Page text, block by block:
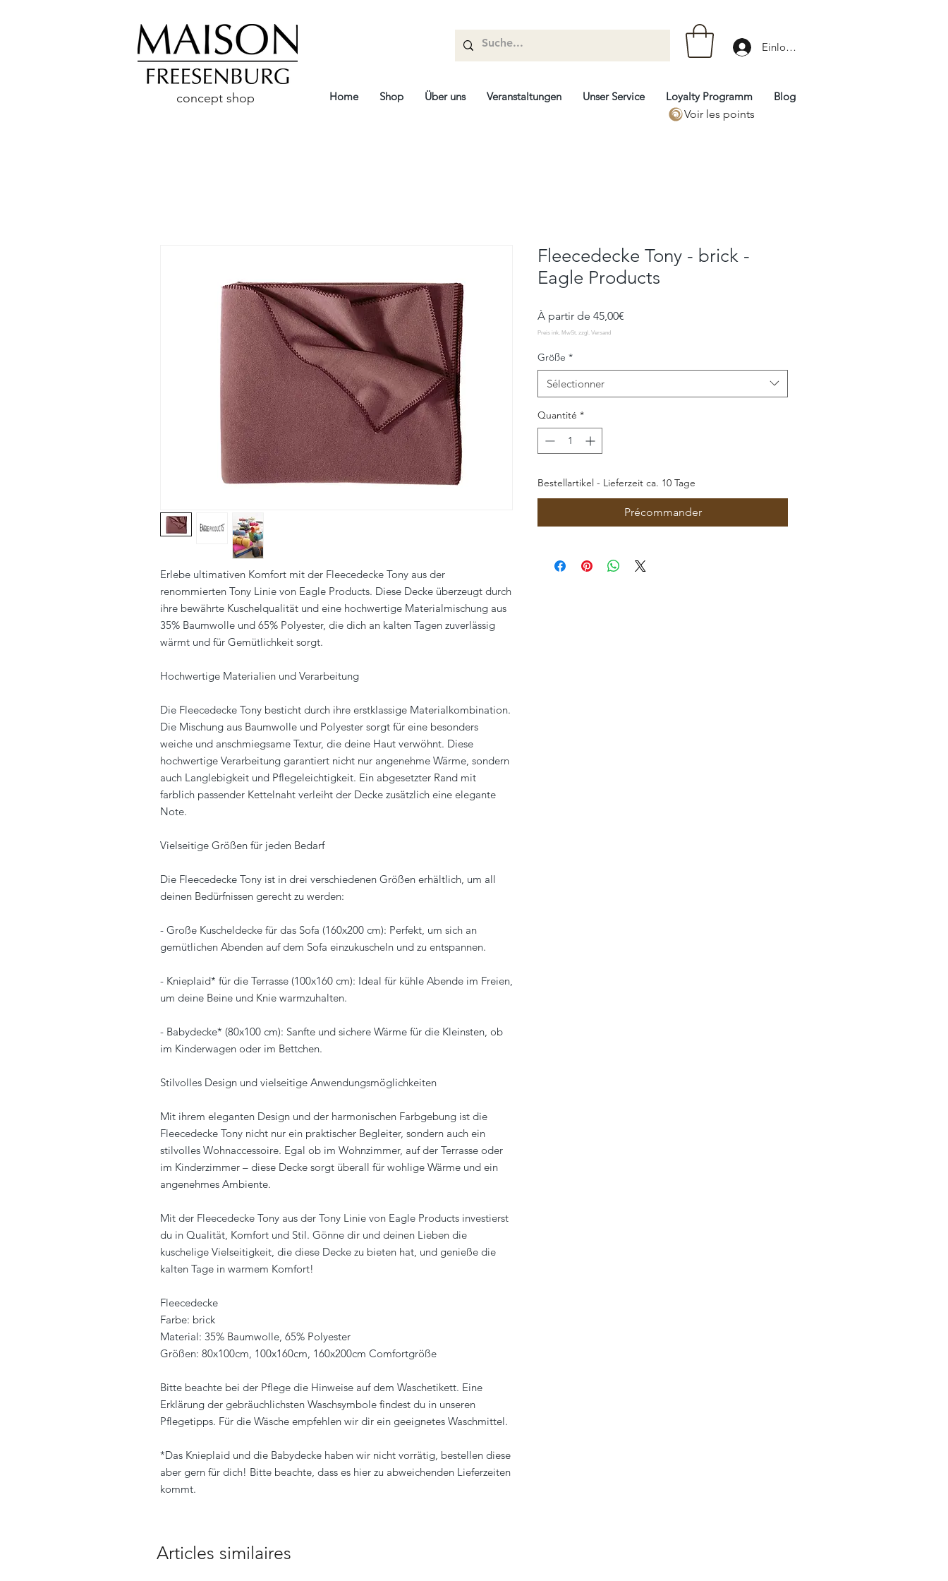
concept shop
Einloggen
Home Shop Über uns Veranstaltungen Unser Service Loyalty Programm
Blog
Voir les points
Erlebe ultimativen Komfort mit der Fleecedecke Tony aus der
renommierten Tony Linie von Eagle Products. Diese Decke überzeugt durch
ihre bewährte Kuschelqualität und eine hochwertige Materialmischung aus
35% Baumwolle und 65% Polyester, die dich an kalten Tagen zuverlässig
wärmt und für Gemütlichkeit sorgt.
Hochwertige Materialien und Verarbeitung
Die Fleecedecke Tony besticht durch ihre erstklassige Materialkombination.
Die Mischung aus Baumwolle und Polyester sorgt für eine besonders
weiche und anschmiegsame Textur, die deine Haut verwöhnt. Diese
hochwertige Verarbeitung garantiert nicht nur angenehme Wärme, sondern
auch Langlebigkeit und Pflegeleichtigkeit. Ein abgesetzter Rand mit
farblich passender Kettelnaht verleiht der Decke zusätzlich eine elegante
Note.
Vielseitige Größen für jeden Bedarf
Die Fleecedecke Tony ist in drei verschiedenen Größen erhältlich, um all
deinen Bedürfnissen gerecht zu werden:
- Große Kuscheldecke für das Sofa (160x200 cm): Perfekt, um sich an
gemütlichen Abenden auf dem Sofa einzukuscheln und zu entspannen.
- Knieplaid* für die Terrasse (100x160 cm): Ideal für kühle Abende im Freien,
um deine Beine und Knie warmzuhalten.
- Babydecke* (80x100 cm): Sanfte und sichere Wärme für die Kleinsten, ob
im Kinderwagen oder im Bettchen.
Stilvolles Design und vielseitige Anwendungsmöglichkeiten
Mit ihrem eleganten Design und der harmonischen Farbgebung ist die
Fleecedecke Tony nicht nur ein praktischer Begleiter, sondern auch ein
stilvolles Wohnaccessoire. Egal ob im Wohnzimmer, auf der Terrasse oder
im Kinderzimmer – diese Decke sorgt überall für wohlige Wärme und ein
angenehmes Ambiente.
Mit der Fleecedecke Tony aus der Tony Linie von Eagle Products investierst
du in Qualität, Komfort und Stil. Gönne dir und deinen Lieben die
kuschelige Vielseitigkeit, die diese Decke zu bieten hat, und genieße die
kalten Tage in warmem Komfort!
Fleecedecke
Farbe: brick
Material: 35% Baumwolle, 65% Polyester
Größen: 80x100cm, 100x160cm, 160x200cm Comfortgröße
Bitte beachte bei der Pflege die Hinweise auf dem Waschetikett. Eine
Erklärung der gebräuchlichsten Waschsymbole findest du in unseren
Pflegetipps. Für die Wäsche empfehlen wir dir ein geeignetes Waschmittel.
*Das Knieplaid und die Babydecke haben wir nicht vorrätig, bestellen diese
aber gern für dich! Bitte beachte, dass es hier zu abweichenden Lieferzeiten
kommt.
Fleecedecke Tony - brick -
Eagle Products
À partir de 45,00€
Größe *
Sélectionner
Quantité *
Bestellartikel - Lieferzeit ca. 10 Tage
Précommander
Articles similaires